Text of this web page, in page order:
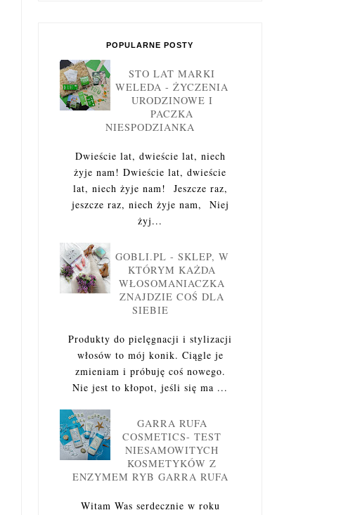
POPULARNE POSTY
STO LAT MARKI
WELEDA - ŻYCZENIA
URODZINOWE I
PACZKA
NIESPODZIANKA
Dwieście lat, dwieście lat, niech
żyje nam! Dwieście lat, dwieście
lat, niech żyje nam! Jeszcze raz,
jeszcze raz, niech żyje nam, Niej
żyj...
GOBLI.PL - SKLEP, W
KTÓRYM KAŻDA
WŁOSOMANIACZKA
ZNAJDZIE COŚ DLA
SIEBIE
Produkty do pielęgnacji i stylizacji
włosów to mój konik. Ciągle je
zmieniam i próbuję coś nowego.
Nie jest to kłopot, jeśli się ma ...
GARRA RUFA
COSMETICS- TEST
NIESAMOWITYCH
KOSMETYKÓW Z
ENZYMEM RYB GARRA RUFA
Witam Was serdecznie w roku